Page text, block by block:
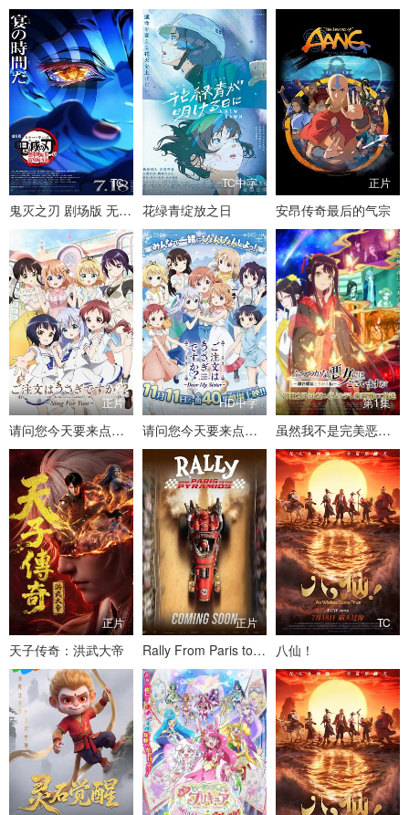
TC
鬼灭之刃 剧场版 无限城篇第一章 猗窝座再来
TC中字
花绿青绽放之日
正片
安昂传奇最后的气宗
正片
请问您今天要来点兔子吗 Sing for You
HD中字
请问您今天要来点兔子吗剧场版
第1集
虽然我不是完美恶女～雏宫蝶鼠替换传
正片
天子传奇：洪武大帝
正片
Rally From Paris to the Pyramids
TC
八仙！